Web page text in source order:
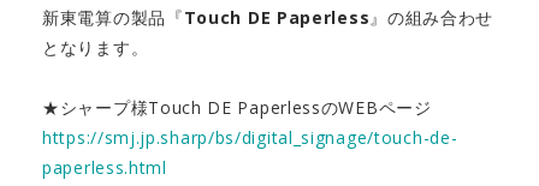
社員座談会
代表メッセージ
よくある質問
新東電算の製品『Touch DE Paperless』の組み合わせ
となります。
★シャープ様Touch DE PaperlessのWEBページ
https://smj.jp.sharp/bs/digital_signage/touch-de-
paperless.html